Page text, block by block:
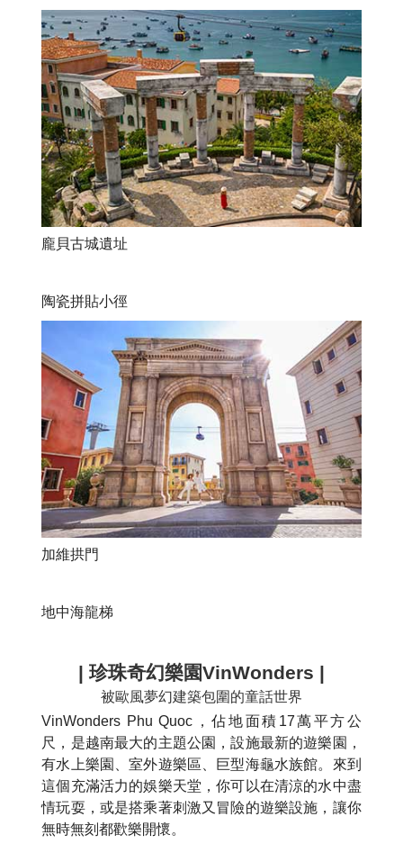
龐貝古城遺址
陶瓷拼貼小徑
加維拱門
地中海龍梯
| 珍珠奇幻樂園VinWonders |
被歐風夢幻建築包圍的童話世界
VinWonders Phu Quoc，佔地面積17萬平方公
尺，是越南最大的主題公園，設施最新的遊樂園，
有水上樂園、室外遊樂區、巨型海龜水族館。來到
這個充滿活力的娛樂天堂，你可以在清涼的水中盡
情玩耍，或是搭乘著刺激又冒險的遊樂設施，讓你
無時無刻都歡樂開懷。